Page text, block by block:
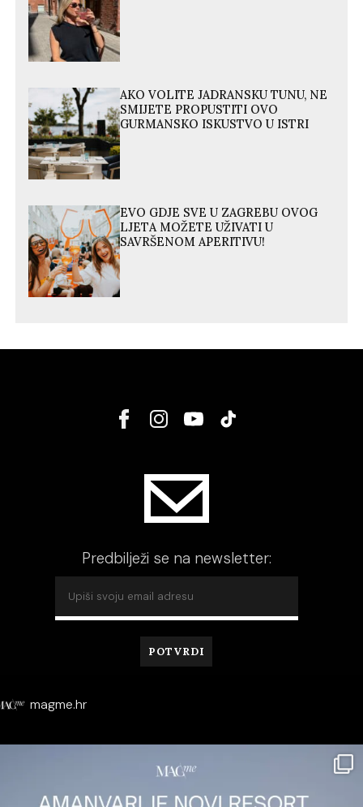
AKO VOLITE JADRANSKU TUNU, NE
SMIJETE PROPUSTITI OVO
GURMANSKO ISKUSTVO U ISTRI
EVO GDJE SVE U ZAGREBU OVOG
LJETA MOŽETE UŽIVATI U
SAVRŠENOM APERITIVU!
Predbilježi se na newsletter:
magme.hr